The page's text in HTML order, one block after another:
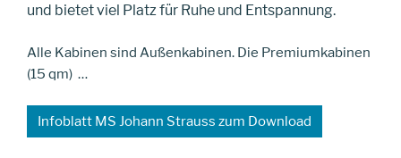
und bietet viel Platz für Ruhe und Entspannung.
Alle Kabinen sind Außenkabinen. Die Premiumkabinen
(15 qm) …
Infoblatt MS Johann Strauss zum Download